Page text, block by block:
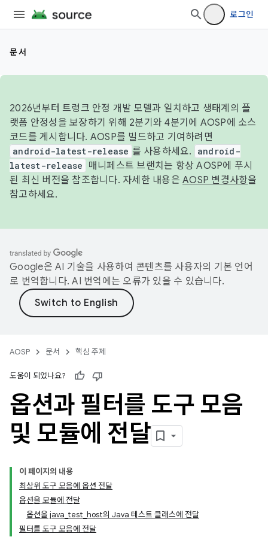
로그인
문서
2026년부터 트렁크 안정 개발 모델과 일치하고 생태계의 플
랫폼 안정성을 보장하기 위해 2분기와 4분기에 AOSP에 소스
코드를 게시합니다. AOSP를 빌드하고 기여하려면
android-latest-release 를 사용하세요.
android-
latest-release
매니페스트 브랜치는 항상 AOSP에 푸시
된 최신 버전을 참조합니다. 자세한 내용은 AOSP 변경사항을
참고하세요.
Google은 AI 기술을 사용하여 콘텐츠를 사용자의 기본 언어
로 번역합니다. AI 번역에는 오류가 있을 수 있습니다.
AOSP 문서 핵심 주제
도움이 되었나요?
옵션과 필터를 도구 모음
및 모듈에 전달
이 페이지의 내용
최상위 도구 모음에 옵션 전달
옵션을 모듈에 전달
옵션을 java_test_host의 Java 테스트 클래스에 전달
필터를 도구 모음에 전달